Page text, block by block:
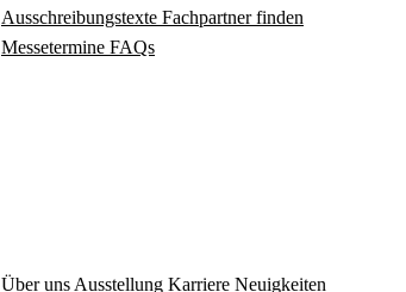
Ausschreibungstexte Fachpartner finden
Messetermine FAQs
Über uns Ausstellung Karriere Neuigkeiten